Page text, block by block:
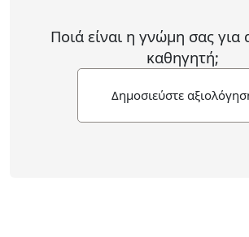
Ποιά είναι η γνώμη σας για
καθηγητή;
Δημοσιεύστε